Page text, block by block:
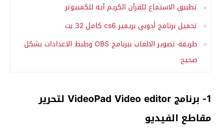
تطبيق الاستماع للقرآن الكريم آية للكمبيوتر
تحميل برنامج أدوبي بريمير cs6 كامل 32 بت
طريقة تصوير الالعاب ببرنامج OBS وظبط الاعدادات بشكل
صحيح
1- برنامج VideoPad Video editor لتحرير
مقاطع الفيديو